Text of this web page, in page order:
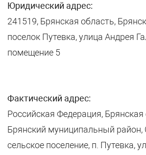
Юридический адрес:
241519, Брянская область,
поселок Путевка, улица Андрея
помещение 5
Фактический адрес:
Российская Федерация, Брянская
Брянский муниципальный район,
сельское поселение, п. Путевка,